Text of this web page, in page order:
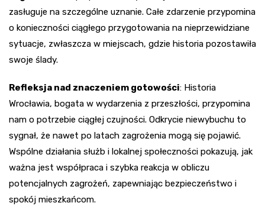
zasługuje na szczególne uznanie. Całe zdarzenie przypomina
o konieczności ciągłego przygotowania na nieprzewidziane
sytuacje, zwłaszcza w miejscach, gdzie historia pozostawiła
swoje ślady.
Refleksja nad znaczeniem gotowości: Historia
Wrocławia, bogata w wydarzenia z przeszłości, przypomina
nam o potrzebie ciągłej czujności. Odkrycie niewybuchu to
sygnał, że nawet po latach zagrożenia mogą się pojawić.
Wspólne działania służb i lokalnej społeczności pokazują, jak
ważna jest współpraca i szybka reakcja w obliczu
potencjalnych zagrożeń, zapewniając bezpieczeństwo i
spokój mieszkańcom.